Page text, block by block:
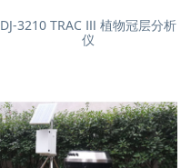
DJ-3210 TRAC Ⅲ 植物冠层分析
仪